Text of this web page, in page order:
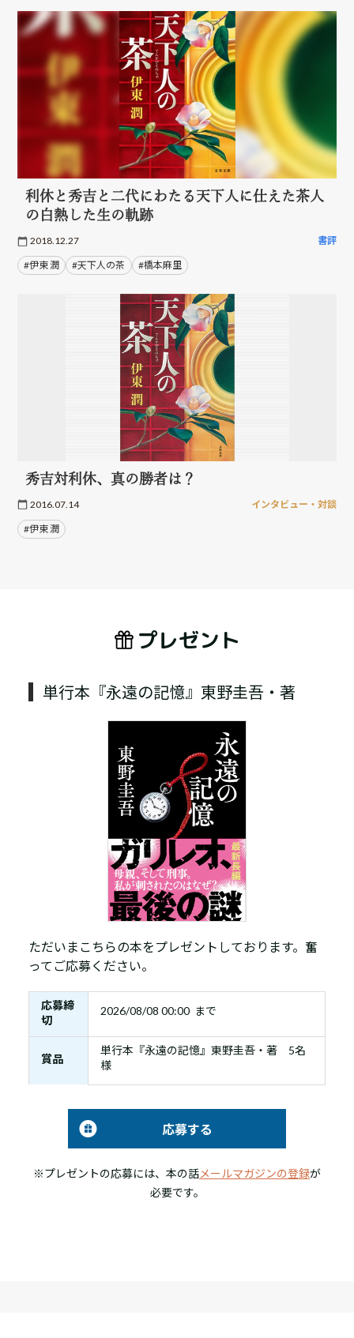
利休と秀吉と二代にわたる天下人に仕えた茶人
の白熱した生の軌跡
2018.12.27 書評
#伊東 潤 #天下人の茶 #橋本麻里
秀吉対利休、真の勝者は？
2016.07.14 インタビュー・対談
#伊東 潤
プレゼント
単行本『永遠の記憶』東野圭吾・著
ただいまこちらの本をプレゼントしております。奮
ってご応募ください。
応募締
切
2026/08/08 00:00 まで
賞品
単行本『永遠の記憶』東野圭吾・著 5名
様
応募する
※プレゼントの応募には、本の話メールマガジンの登録が
必要です。